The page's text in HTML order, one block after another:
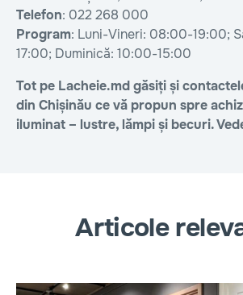
Telefon: 022 268 000
Program: Luni-Vineri: 08:00-19:00;
17:00; Duminică: 10:00-15:00
Tot pe Lacheie.md găsiți și
din Chișinău ce vă propun spre
iluminat – lustre, lămpi și becuri.
Articole